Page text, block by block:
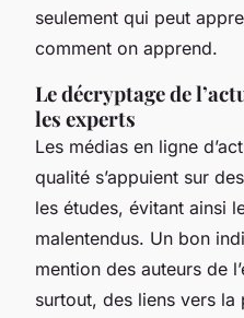
seulement qui peut
comment on apprend.
Le décryptage de
les experts
Les médias en ligne
qualité s’appuient sur
les études, évitant ainsi
malentendus. Un bon
mention des auteurs de
surtout, des liens vers la